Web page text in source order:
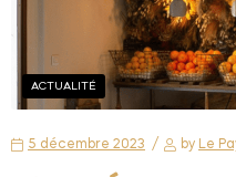
ACTUALITÉ
5 décembre 2023 by Le